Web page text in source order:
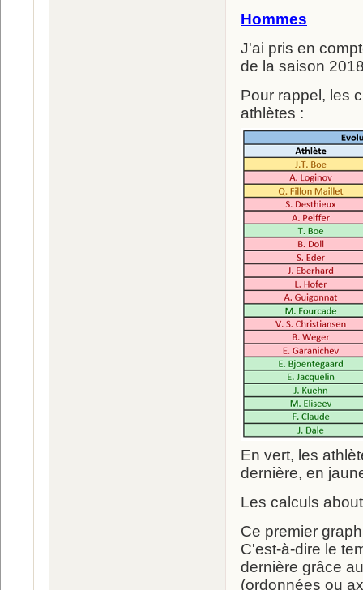
Hommes
J'ai pris en
de la saison
Pour rappel, les
athlètes :
En vert, les
dernière, en
Les calculs
Ce premier
C'est-à-dire le
dernière grâce
(ordonnées ou